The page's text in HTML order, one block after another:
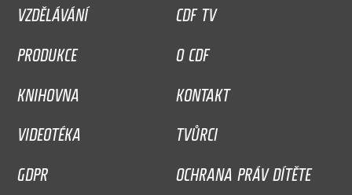
VZDĚLÁVÁNÍ
CDF TV
PRODUKCE
O CDF
KNIHOVNA
KONTAKT
VIDEOTÉKA
TVŮRCI
GDPR
OCHRANA PRÁV DÍTĚTE